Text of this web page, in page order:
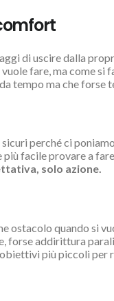
di uscire dalla
fare, ma come
tempo ma che forse
perché ci
facile provare a
solo azione.
ostacolo quando si
addirittura
più piccoli per